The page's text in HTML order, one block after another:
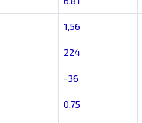
1,56
224
-36
0,75